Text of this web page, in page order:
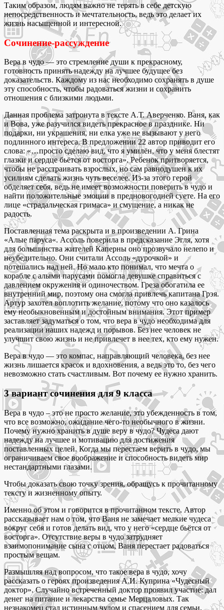
Таким образом, людям важно не терять в себе детскую
непосредственность и мечтательность, ведь это делает их
жизнь насыщенной и интересной.
Сочинение-рассуждение
Вера в чудо — это стремление души к прекрасному,
готовность принять надежду на лучшее будущее без
доказательств. Каждому из нас необходимо сохранять в душе
эту способность, чтобы радоваться жизни и сохранить
отношения с близкими людьми.
Данная проблема затронута в тексте А.Т. Аверченко. Ваня, как
и Вова, уже разучился видеть прекрасное в празднике. Ни
подарки, ни украшения, ни елка уже не вызывают у него
подлинного интереса. В предложении 22 автор приводит его
слова: «…просто сделаю вид, что я умилён, что у меня блестят
глазки и сердце бьётся от восторга». Ребенок притворяется,
чтобы не расстраивать взрослых, но сам равнодушен к их
усилиям сделать жизнь чуть веселее. Из-за этого герой
обделяет себя, ведь не имеет возможности поверить в чудо и
найти положительные эмоции в предновогодней суете. На его
лице «страдальческая гримаса» и смущение, а никак не
радость.
Поставленная тема раскрыта и в произведении А. Грина
«Алые паруса«. Ассоль поверила в предсказание Эгля, хотя
для большинства жителей Каперны оно прозвучало нелепо и
неубедительно. Они считали Ассоль «дурочкой» и
потешались над ней. Но мало кто понимал, что мечта о
корабле с алыми парусами помогла девушке справиться с
давлением окружения и одиночеством. Греза обогатила ее
внутренний мир, поэтому она смогла привлечь капитана Грэя.
Артур захотел воплотить желание, потому что оно казалось
ему необыкновенным и достойным внимания. Этот пример
заставляет задуматься о том, что вера в чудо необходима для
реализации наших надежд и порывов. Без нее человек не
улучшит свою жизнь и не привлечет в нее тех, кто ему нужен.
Вера в чудо — это компас, направляющий человека, без нее
жизнь лишается красок и вдохновения, а ведь это то, без чего
невозможно стать счастливым. Вот почему ее нужно хранить.
3 вариант сочинения для 9 класса
Вера в чудо – это не просто желание, это убежденность в том,
что все возможно, ожидание чего-то необычного в жизни.
Почему нужно хранить в душе веру в чудо? Чудеса дают
надежду на лучшее и мотивацию для достижения
поставленных целей. Когда мы перестаем верить в чудо, мы
ограничиваем свое воображение и способность видеть мир
нестандартными глазами.
Чтобы доказать свою точку зрения, обращусь к прочитанному
тексту и жизненному опыту.
Именно об этом и говорится в прочитанном тексте. Автор
рассказывает нам о том, что Ваня не замечает мелкие чудеса
вокруг себя и готов делать вид, что у него «сердце бьётся от
восторга». Отсутствие веры в чудо затрудняет
взаимопонимание сына с отцом, Ваня перестает радоваться
простым вещам.
Размышляя над вопросом, что такое вера в чудо, хочу
рассказать о героях произведения А.И. Куприна «Чудесный
доктор». Случайно встреченный доктор проявил участие: дал
денег на питание и лекарства семье Мерцаловых. Так
незнакомец стал истинным чудом и спасением для семьи.